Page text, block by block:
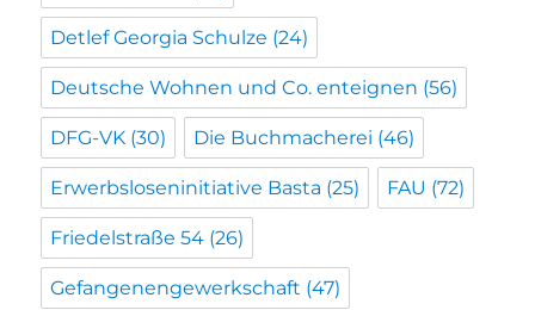
Detlef Georgia Schulze (24)
Deutsche Wohnen und Co. enteignen (56)
DFG-VK (30) Die Buchmacherei (46)
Erwerbsloseninitiative Basta (25) FAU (72)
Friedelstraße 54 (26)
Gefangenengewerkschaft (47)